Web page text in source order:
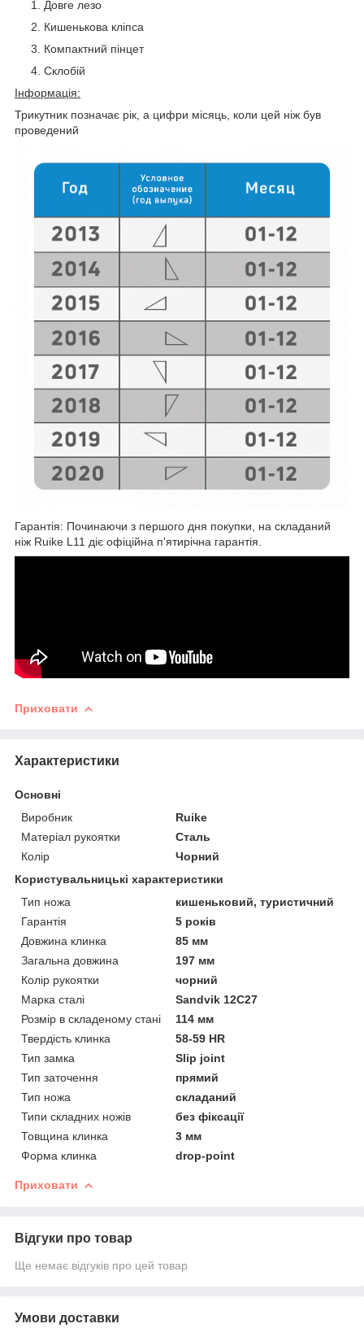
Довге лезо
Кишенькова кліпса
Компактний пінцет
Склобій
Інформація:
Трикутник позначає рік, а цифри місяць, коли цей ніж був
проведений
Гарантія: Починаючи з першого дня покупки, на складаний
ніж Ruike L11 діє офіційна п'ятирічна гарантія.
Приховати
Характеристики
Основні
Виробник
Ruike
Матеріал рукоятки
Сталь
Колір
Чорний
Користувальницькі характеристики
Тип ножа
кишеньковий, туристичний
Гарантія
5 років
Довжина клинка
85 мм
Загальна довжина
197 мм
Колір рукоятки
чорний
Марка сталі
Sandvik 12C27
Розмір в складеному стані
114 мм
Твердість клинка
58-59 HR
Тип замка
Slip joint
Тип заточення
прямий
Тип ножа
складаний
Типи складних ножів
без фіксації
Товщина клинка
3 мм
Форма клинка
drop-point
Приховати
Відгуки про товар
Ще немає відгуків про цей товар
Умови доставки